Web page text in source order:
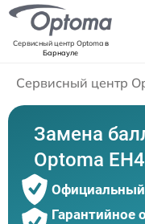
Сервисный центр Optomaв
Барнауле
Сервисный центр
Замена
Optoma
Официальный
Гарантийное